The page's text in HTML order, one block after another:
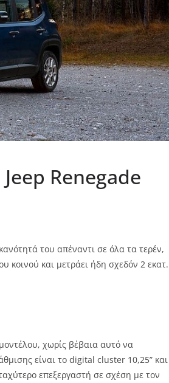
Renegade
του απέναντι σε όλα τα τερέν,
κοινού και μετράει ήδη σχεδόν 2 εκατ.
χωρίς βέβαια αυτό να
είναι το digital cluster 10,25” και
επεξεργαστή σε σχέση με τον